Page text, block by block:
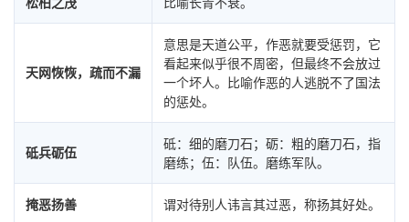
天网恢恢，疏而不漏
意思是天道公平，作恶就要受惩罚，它
看起来似乎很不周密，但最终不会放过
一个坏人。比喻作恶的人逃脱不了国法
的惩处。
砥兵砺伍
砥：细的磨刀石；砺：粗的磨刀石，指
磨练；伍：队伍。磨练军队。
掩恶扬善 谓对待别人讳言其过恶，称扬其好处。